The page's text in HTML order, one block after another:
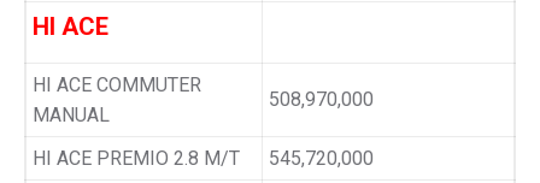
HI ACE
HI ACE COMMUTER
MANUAL
508,970,000
HI ACE PREMIO 2.8 M/T 545,720,000